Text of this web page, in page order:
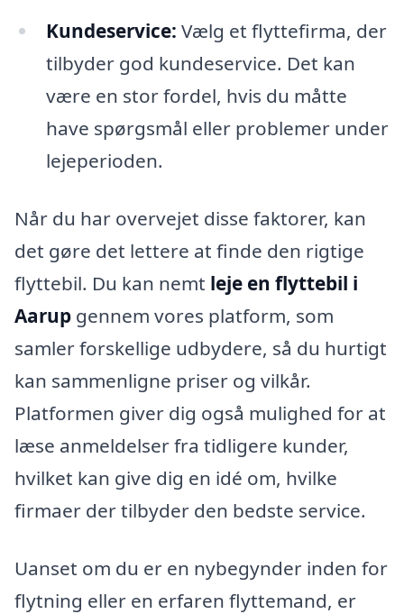
Kundeservice: Vælg et flyttefirma, der
tilbyder god kundeservice. Det kan
være en stor fordel, hvis du måtte
have spørgsmål eller problemer under
lejeperioden.
Når du har overvejet disse faktorer, kan
det gøre det lettere at finde den rigtige
flyttebil. Du kan nemt leje en flyttebil i
Aarup gennem vores platform, som
samler forskellige udbydere, så du hurtigt
kan sammenligne priser og vilkår.
Platformen giver dig også mulighed for at
læse anmeldelser fra tidligere kunder,
hvilket kan give dig en idé om, hvilke
firmaer der tilbyder den bedste service.
Uanset om du er en nybegynder inden for
flytning eller en erfaren flyttemand, er